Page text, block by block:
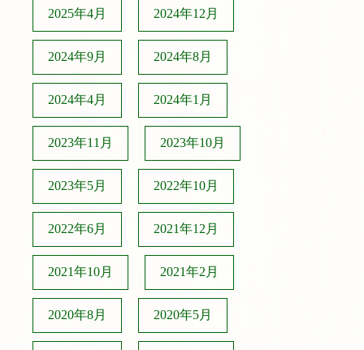
2025年4月 2024年12月
2024年9月 2024年8月
2024年4月 2024年1月
2023年11月 2023年10月
2023年5月 2022年10月
2022年6月 2021年12月
2021年10月 2021年2月
2020年8月 2020年5月